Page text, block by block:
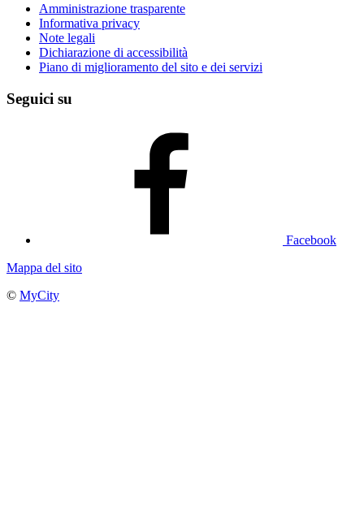
Amministrazione trasparente
Informativa privacy
Note legali
Dichiarazione di accessibilità
Piano di miglioramento del sito e dei servizi
Seguici su
Facebook
Mappa del sito
© MyCity